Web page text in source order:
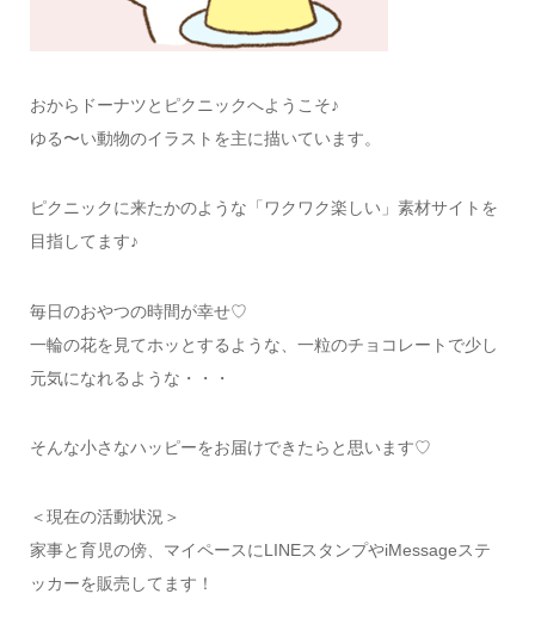
おからドーナツとピクニックへようこそ♪
ゆる〜い動物のイラストを主に描いています。
ピクニックに来たかのような「ワクワク楽しい」素材サイトを
目指してます♪
毎日のおやつの時間が幸せ♡
一輪の花を見てホッとするような、一粒のチョコレートで少し
元気になれるような・・・
そんな小さなハッピーをお届けできたらと思います♡
＜現在の活動状況＞
家事と育児の傍、マイペースにLINEスタンプやiMessageステ
ッカーを販売してます！